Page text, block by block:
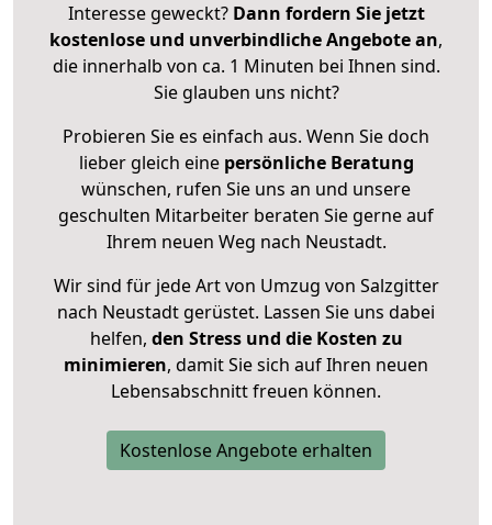
Interesse geweckt? Dann fordern Sie jetzt
kostenlose und unverbindliche Angebote an,
die innerhalb von ca. 1 Minuten bei Ihnen sind.
Sie glauben uns nicht?
Probieren Sie es einfach aus. Wenn Sie doch
lieber gleich eine persönliche Beratung
wünschen, rufen Sie uns an und unsere
geschulten Mitarbeiter beraten Sie gerne auf
Ihrem neuen Weg nach Neustadt.
Wir sind für jede Art von Umzug von Salzgitter
nach Neustadt gerüstet. Lassen Sie uns dabei
helfen, den Stress und die Kosten zu
minimieren, damit Sie sich auf Ihren neuen
Lebensabschnitt freuen können.
Kostenlose Angebote erhalten